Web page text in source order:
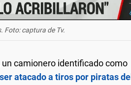
Foto: captura de Tv.
camionero identificado como
atacado a tiros por piratas del